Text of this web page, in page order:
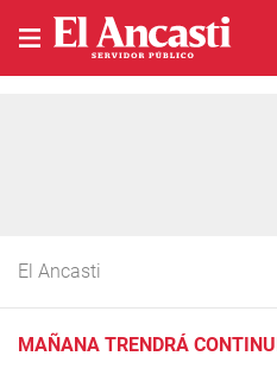
El Ancasti
MAÑANA TRENDRÁ